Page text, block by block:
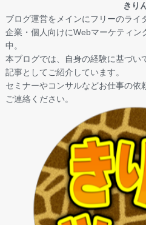
きり
ブログ運営をメインにフリーのライ
企業・個人向けにWebマーケティン
中。
本ブログでは、自身の経験に基づい
記事としてご紹介しています。
セミナーやコンサルなどお仕事の依
ご連絡ください。